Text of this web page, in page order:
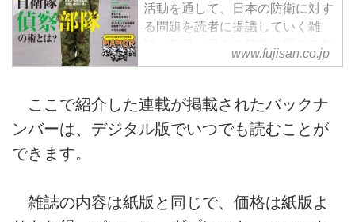
活動を通して、日本の防衛に対す
る問題を読者に提議していく雑
な特集や、自衛隊の基礎知識、日
介、装備品の紹介など、わかりや
日本の防衛の最前線の情報が楽し
www.fujisan.co.jp
ここで紹介した連載が掲載されたバックナ
ンバーは、デジタル版でいつでも読むことが
できます。
雑誌の内容は紙版と同じで、価格は紙版よ